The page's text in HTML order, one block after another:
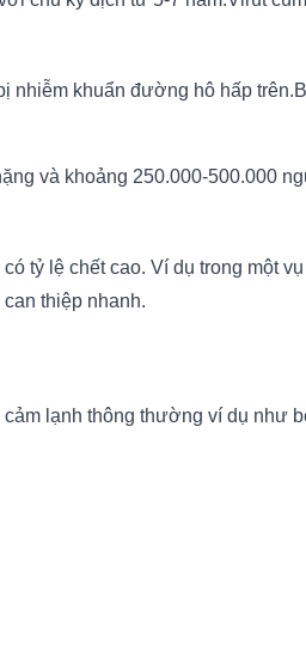
khuẩn đường hô hấp
và khoảng 250.000-500.000
tỷ lệ chết cao. Ví dụ trong một
thiệp nhanh.
lạnh thông thường ví dụ như